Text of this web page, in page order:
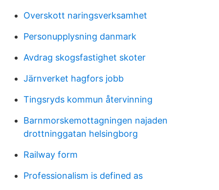
Overskott naringsverksamhet
Personupplysning danmark
Avdrag skogsfastighet skoter
Järnverket hagfors jobb
Tingsryds kommun återvinning
Barnmorskemottagningen najaden
drottninggatan helsingborg
Railway form
Professionalism is defined as